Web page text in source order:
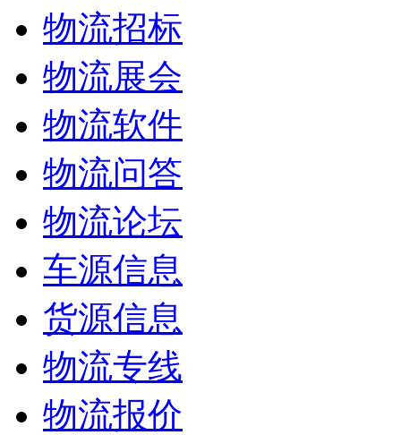
物流招标
物流展会
物流软件
物流问答
物流论坛
车源信息
货源信息
物流专线
物流报价